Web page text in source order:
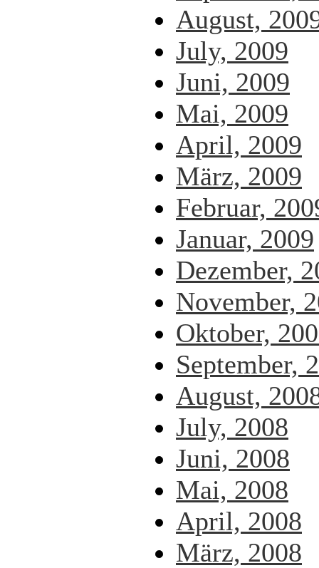
August,
July, 2009
Juni, 2009
Mai, 2009
April, 2009
März, 2009
Februar,
Januar, 2009
Dezember,
November,
Oktober,
September,
August,
July, 2008
Juni, 2008
Mai, 2008
April, 2008
März, 2008